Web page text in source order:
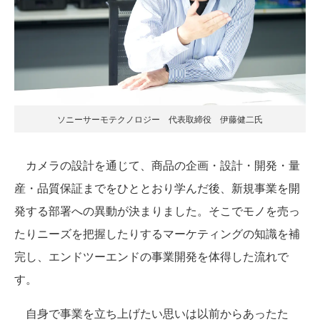
ソニーサーモテクノロジー 代表取締役 伊藤健二氏
カメラの設計を通じて、商品の企画・設計・開発・量
産・品質保証までをひととおり学んだ後、新規事業を開
発する部署への異動が決まりました。そこでモノを売っ
たりニーズを把握したりするマーケティングの知識を補
完し、エンドツーエンドの事業開発を体得した流れで
す。
自身で事業を立ち上げたい思いは以前からあったた